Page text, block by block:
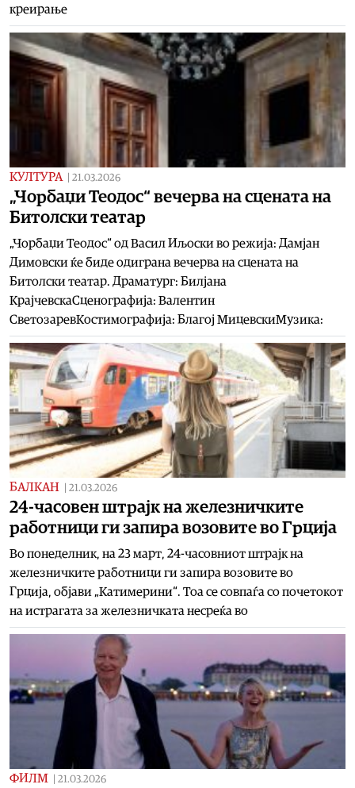
креирање
КУЛТУРА 21.03.2026
„Чорбаџи Теодос“ вечерва на сцената на
Битолски театар
„Чорбаџи Теодос“ од Васил Иљоски во режија: Дамјан
Димовски ќе биде одиграна вечерва на сцената на
Битолски театар. Драматург: Билјана
КрајчевскаСценографија: Валентин
СветозаревКостимографија: Благој МицевскиМузика:
БАЛКАН 21.03.2026
24-часовен штрајк на железничките
работници ги запира возовите во Грција
Во понеделник, на 23 март, 24-часовниот штрајк на
железничките работници ги запира возовите во
Грција, објави „Катимерини“. Тоа се совпаѓа со почетокот
на истрагата за железничката несреќа во
ФИЛМ 21.03.2026